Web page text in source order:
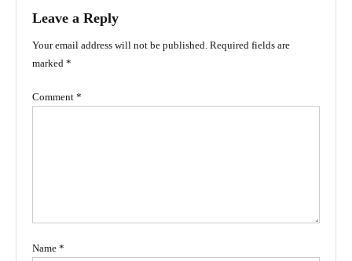
Leave a Reply
Your email address will not be published. Required fields are
marked *
Comment *
Name *